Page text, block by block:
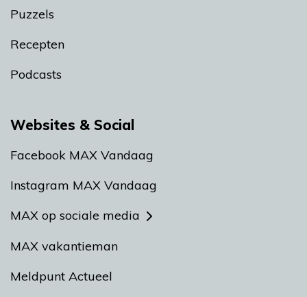
Puzzels
Recepten
Podcasts
Websites & Social
Facebook MAX Vandaag
Instagram MAX Vandaag
MAX op sociale media
MAX vakantieman
Meldpunt Actueel